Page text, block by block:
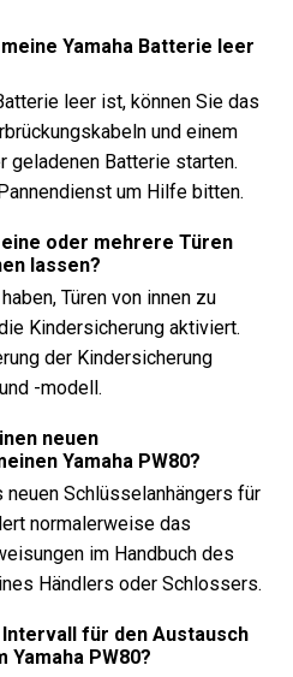
Yamaha Batterie leer
leer ist, können Sie das
und einem
geladenen Batterie starten.
um Hilfe bitten.
oder mehrere Türen
lassen?
Türen von innen zu
Kindersicherung aktiviert.
der Kindersicherung
-modell.
neuen
Yamaha PW80?
Schlüsselanhängers für
normalerweise das
im Handbuch des
Händlers oder Schlossers.
für den Austausch
PW80?